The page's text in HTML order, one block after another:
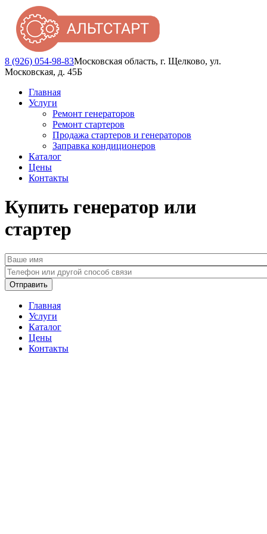
8 (926) 054-98-83Московская область, г. Щелково, ул.
Московская, д. 45Б
Главная
Услуги
Ремонт генераторов
Ремонт стартеров
Продажа стартеров и генераторов
Заправка кондиционеров
Каталог
Цены
Контакты
Купить генератор или
стартер
Ваше имя
Телефон *
Главная
Услуги
Каталог
Цены
Контакты